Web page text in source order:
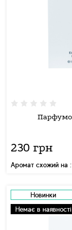
230 грн
Аромат схожий на :
Новинки
Немає в наявності